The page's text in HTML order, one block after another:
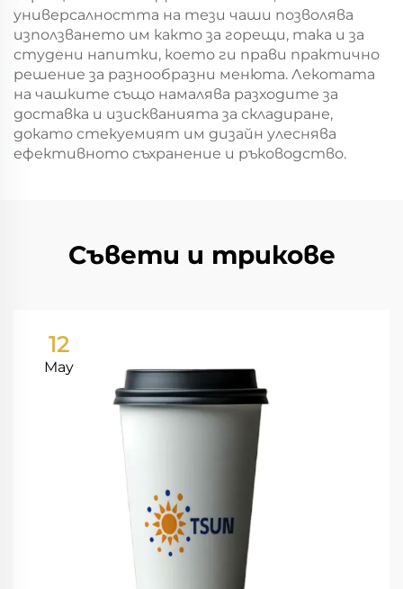
универсалността на тези чаши позволява
използването им както за горещи, така и за
студени напитки, което ги прави практично
решение за разнообразни менюта. Лекотата
на чашките също намалява разходите за
доставка и изискванията за складиране,
докато стекуемият им дизайн улеснява
ефективното съхранение и ръководство.
Съвети и трикове
12
May